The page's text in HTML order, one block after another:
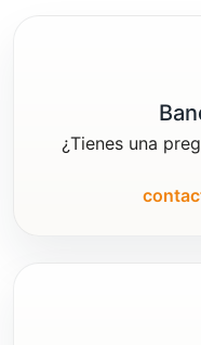
¿Tienes una